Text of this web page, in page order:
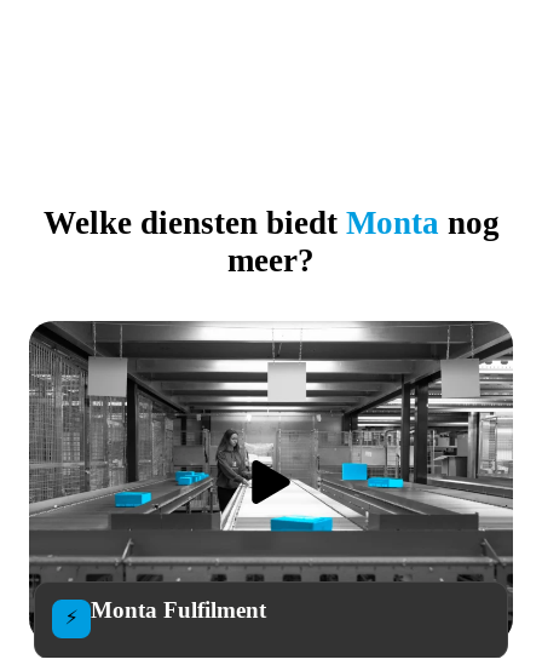
Welke diensten biedt Monta nog
meer?
⚡ Monta Fulfilment